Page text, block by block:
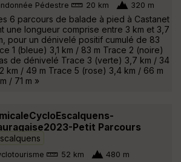
Pédestre 20 km 320 m
6 parcours de balade à pied à Castanet
une longueur comprise entre 3 km et 3,7
pour un dénivelé positif cumulé de 83
1 (bleue) 3,1 km / 83 m Trace 2 (noire)
de dénivelé Trace 3 (verte) 3,7 km / 34
km / 49 m Trace 5 (rose) 3,4 km / 66 m
/ 71 m »
Petit Parcours
52 km 480 m